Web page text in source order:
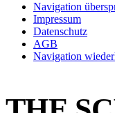
Navigation
Impressum
Datenschutz
AGB
Navigation